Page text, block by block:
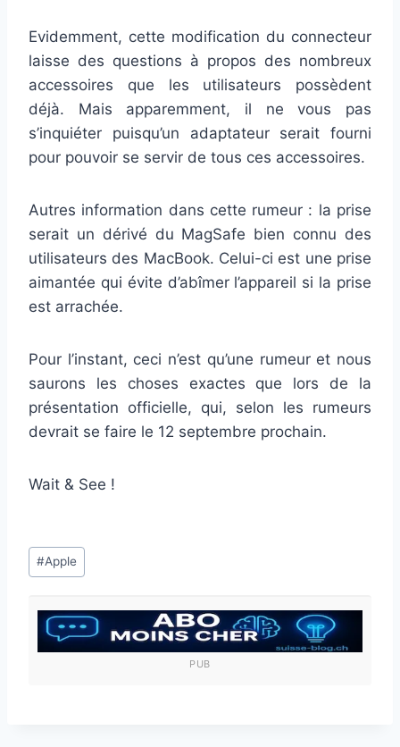
Evidemment, cette modification du connecteur
laisse des questions à propos des nombreux
accessoires que les utilisateurs possèdent
déjà. Mais apparemment, il ne vous pas
s’inquiéter puisqu’un adaptateur serait fourni
pour pouvoir se servir de tous ces accessoires.
Autres information dans cette rumeur : la prise
serait un dérivé du MagSafe bien connu des
utilisateurs des MacBook. Celui-ci est une prise
aimantée qui évite d’abîmer l’appareil si la prise
est arrachée.
Pour l’instant, ceci n’est qu’une rumeur et nous
saurons les choses exactes que lors de la
présentation officielle, qui, selon les rumeurs
devrait se faire le 12 septembre prochain.
Wait & See !
Étiquettes
de
publication :
#Apple
PUB